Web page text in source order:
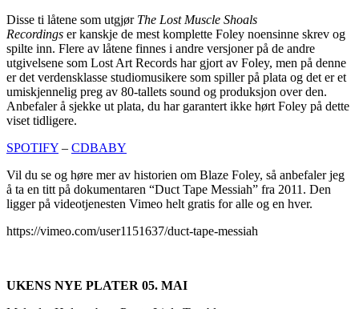
Disse ti låtene som utgjør The Lost Muscle Shoals
Recordings er kanskje de mest komplette Foley noensinne skrev og
spilte inn. Flere av låtene finnes i andre versjoner på de andre
utgivelsene som Lost Art Records har gjort av Foley, men på denne
er det verdensklasse studiomusikere som spiller på plata og det er et
umiskjennelig preg av 80-tallets sound og produksjon over den.
Anbefaler å sjekke ut plata, du har garantert ikke hørt Foley på dette
viset tidligere.
SPOTIFY – CDBABY
Vil du se og høre mer av historien om Blaze Foley, så anbefaler jeg
å ta en titt på dokumentaren “Duct Tape Messiah” fra 2011. Den
ligger på videotjenesten Vimeo helt gratis for alle og en hver.
https://vimeo.com/user1151637/duct-tape-messiah
UKENS NYE PLATER 05. MAI